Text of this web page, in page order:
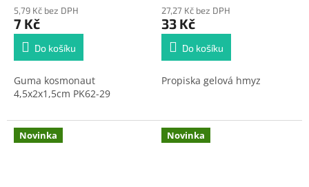
5,79 Kč bez DPH
7 Kč
Do košíku
Guma kosmonaut
4,5x2x1,5cm PK62-29
27,27 Kč bez DPH
33 Kč
Do košíku
Propiska gelová hmyz
Novinka Novinka